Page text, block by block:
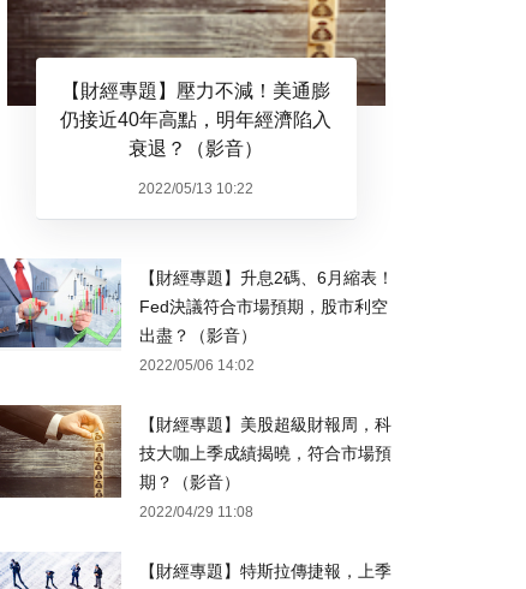
【財經專題】壓力不減！美通膨
仍接近40年高點，明年經濟陷入
衰退？（影音）
2022/05/13 10:22
【財經專題】升息2碼、6月縮表！
Fed決議符合市場預期，股市利空
出盡？（影音）
2022/05/06 14:02
【財經專題】美股超級財報周，科
技大咖上季成績揭曉，符合市場預
期？（影音）
2022/04/29 11:08
【財經專題】特斯拉傳捷報，上季